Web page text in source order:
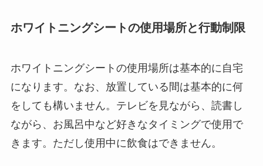
ホワイトニングシートの使用場所と行動制限
ホワイトニングシートの使用場所は基本的に自宅
になります。なお、放置している間は基本的に何
をしても構いません。テレビを見ながら、読書し
ながら、お風呂中など好きなタイミングで使用で
きます。ただし使用中に飲食はできません。